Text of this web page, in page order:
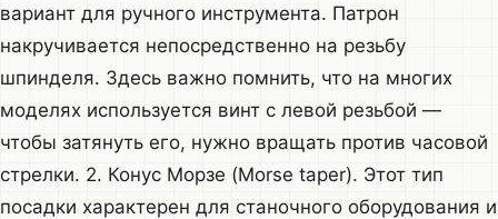
вариант для ручного инструмента. Патрон
накручивается непосредственно на резьбу
шпинделя. Здесь важно помнить, что на многих
моделях используется винт с левой резьбой —
чтобы затянуть его, нужно вращать против часовой
стрелки. 2. Конус Морзе (Morse taper). Этот тип
посадки характерен для станочного оборудования и